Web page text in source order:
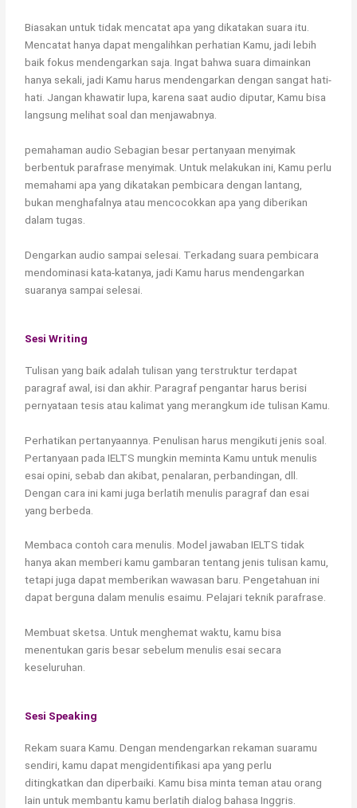
Biasakan untuk tidak mencatat apa yang dikatakan suara itu.
Mencatat hanya dapat mengalihkan perhatian Kamu, jadi lebih
baik fokus mendengarkan saja. Ingat bahwa suara dimainkan
hanya sekali, jadi Kamu harus mendengarkan dengan sangat hati-
hati. Jangan khawatir lupa, karena saat audio diputar, Kamu bisa
langsung melihat soal dan menjawabnya.
pemahaman audio Sebagian besar pertanyaan menyimak
berbentuk parafrase menyimak. Untuk melakukan ini, Kamu perlu
memahami apa yang dikatakan pembicara dengan lantang,
bukan menghafalnya atau mencocokkan apa yang diberikan
dalam tugas.
Dengarkan audio sampai selesai. Terkadang suara pembicara
mendominasi kata-katanya, jadi Kamu harus mendengarkan
suaranya sampai selesai.
Sesi Writing
Tulisan yang baik adalah tulisan yang terstruktur terdapat
paragraf awal, isi dan akhir. Paragraf pengantar harus berisi
pernyataan tesis atau kalimat yang merangkum ide tulisan Kamu.
Perhatikan pertanyaannya. Penulisan harus mengikuti jenis soal.
Pertanyaan pada IELTS mungkin meminta Kamu untuk menulis
esai opini, sebab dan akibat, penalaran, perbandingan, dll.
Dengan cara ini kami juga berlatih menulis paragraf dan esai
yang berbeda.
Membaca contoh cara menulis. Model jawaban IELTS tidak
hanya akan memberi kamu gambaran tentang jenis tulisan kamu,
tetapi juga dapat memberikan wawasan baru. Pengetahuan ini
dapat berguna dalam menulis esaimu. Pelajari teknik parafrase.
Membuat sketsa. Untuk menghemat waktu, kamu bisa
menentukan garis besar sebelum menulis esai secara
keseluruhan.
Sesi Speaking
Rekam suara Kamu. Dengan mendengarkan rekaman suaramu
sendiri, kamu dapat mengidentifikasi apa yang perlu
ditingkatkan dan diperbaiki. Kamu bisa minta teman atau orang
lain untuk membantu kamu berlatih dialog bahasa Inggris.